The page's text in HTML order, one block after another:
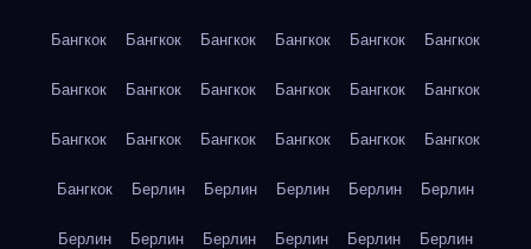
Бангкок Бангкок Бангкок Бангкок Бангкок Бангкок
Бангкок Бангкок Бангкок Бангкок Бангкок Бангкок
Бангкок Бангкок Бангкок Бангкок Бангкок Бангкок
Бангкок Берлин Берлин Берлин Берлин Берлин
Берлин Берлин Берлин Берлин Берлин Берлин